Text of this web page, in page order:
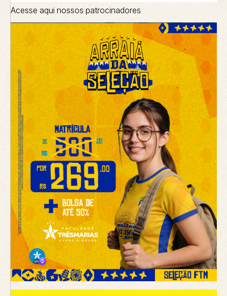
Acesse aqui nossos patrocinadores